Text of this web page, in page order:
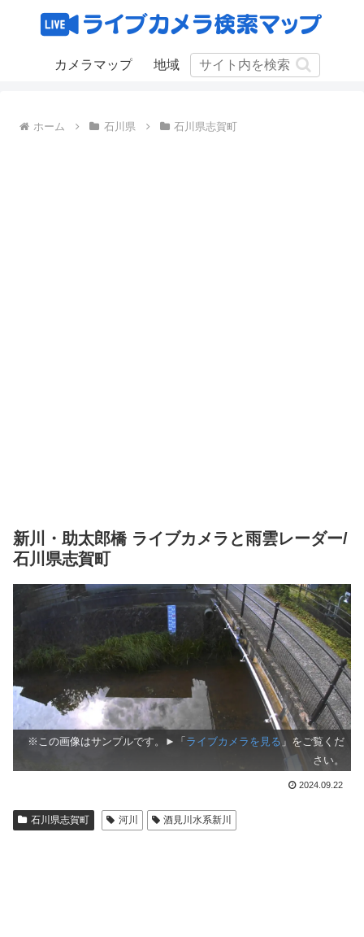
カメラマップ 地域
ホーム 石川県 石川県志賀町
新川・助太郎橋 ライブカメラと雨雲レーダー/
石川県志賀町
※この画像はサンプルです。►「ライブカメラを見る 」をご覧くだ
さい。
2024.09.22
石川県志賀町 河川 酒見川水系新川